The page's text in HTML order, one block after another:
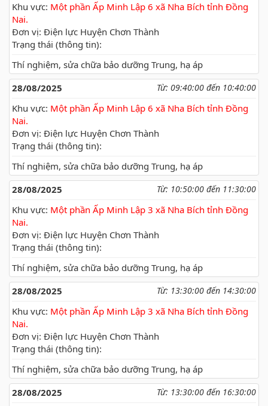
Khu vực: Một phần Ấp Minh Lập 6 xã Nha Bích tỉnh Đồng
Nai.
Đơn vị: Điện lực Huyện Chơn Thành
Trạng thái (thông tin):
Thí nghiệm, sửa chữa bảo dưỡng Trung, hạ áp
28/08/2025
Từ: 09:40:00 đến 10:40:00
Khu vực: Một phần Ấp Minh Lập 6 xã Nha Bích tỉnh Đồng
Nai.
Đơn vị: Điện lực Huyện Chơn Thành
Trạng thái (thông tin):
Thí nghiệm, sửa chữa bảo dưỡng Trung, hạ áp
28/08/2025
Từ: 10:50:00 đến 11:30:00
Khu vực: Một phần Ấp Minh Lập 3 xã Nha Bích tỉnh Đồng
Nai.
Đơn vị: Điện lực Huyện Chơn Thành
Trạng thái (thông tin):
Thí nghiệm, sửa chữa bảo dưỡng Trung, hạ áp
28/08/2025
Từ: 13:30:00 đến 14:30:00
Khu vực: Một phần Ấp Minh Lập 3 xã Nha Bích tỉnh Đồng
Nai.
Đơn vị: Điện lực Huyện Chơn Thành
Trạng thái (thông tin):
Thí nghiệm, sửa chữa bảo dưỡng Trung, hạ áp
28/08/2025
Từ: 13:30:00 đến 16:30:00